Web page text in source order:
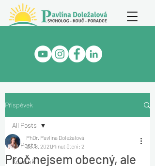
Příspěvek
All Posts
Koučink
All Posts
Proč nejsem obecný, ale
PhDr. Pavlína Doležalová
20. 8. 2021 Minut čtení: 2